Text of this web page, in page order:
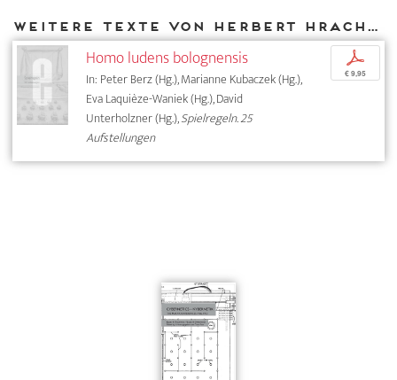
Weitere Texte von Herbert Hrachovec bei DIAPHANES
Homo ludens bolognensis
In: Peter Berz (Hg.), Marianne Kubaczek (Hg.),
Eva Laquièze-Waniek (Hg.), David
Unterholzner (Hg.),Spielregeln. 25
Aufstellungen
p
€ 9,95